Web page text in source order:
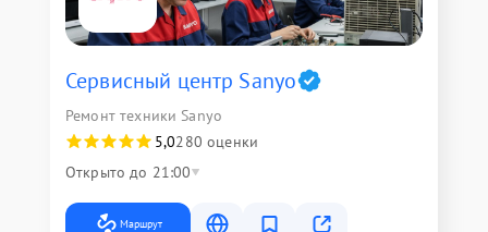
Сервисный центр Sanyo
Ремонт техники Sanyo
5,0280 оценки
Открыто до 21:00
Маршрут